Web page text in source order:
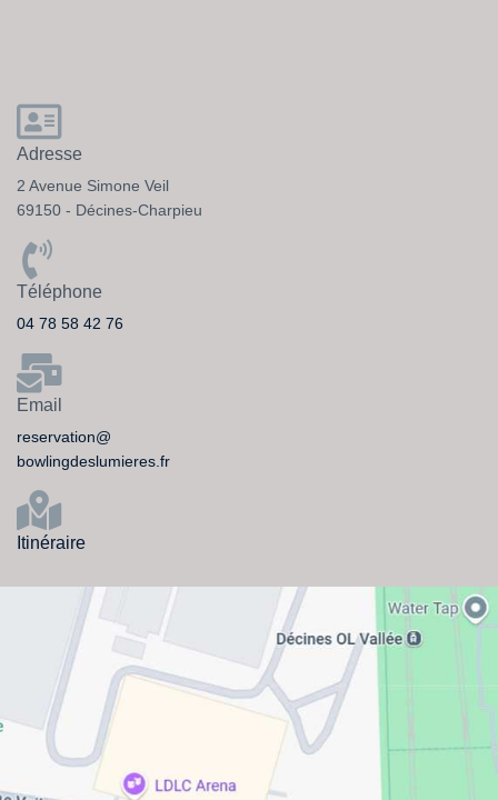
Adresse
2 Avenue Simone Veil
69150 - Décines-Charpieu
Téléphone
04 78 58 42 76
Email
reservation@
bowlingdeslumieres.fr
Itinéraire